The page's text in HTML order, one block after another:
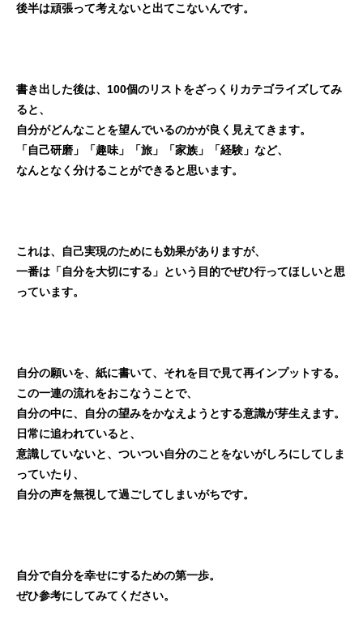
後半は頑張って考えないと出てこないんです。
書き出した後は、100個のリストをざっくりカテゴライズしてみ
ると、
自分がどんなことを望んでいるのかが良く見えてきます。
「自己研磨」「趣味」「旅」「家族」「経験」など、
なんとなく分けることができると思います。
これは、自己実現のためにも効果がありますが、
一番は「自分を大切にする」という目的でぜひ行ってほしいと思
っています。
自分の願いを、紙に書いて、それを目で見て再インプットする。
この一連の流れをおこなうことで、
自分の中に、自分の望みをかなえようとする意識が芽生えます。
日常に追われていると、
意識していないと、ついつい自分のことをないがしろにしてしま
っていたり、
自分の声を無視して過ごしてしまいがちです。
自分で自分を幸せにするための第一歩。
ぜひ参考にしてみてください。